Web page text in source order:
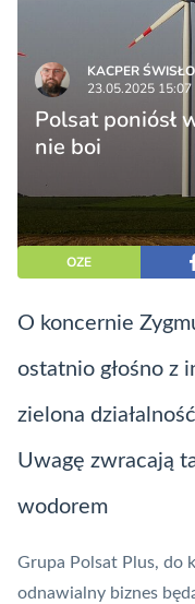
KACPER
23.05.2025 15:07
Polsat poniósł
nie boi
OZE
O koncernie
ostatnio głośno z
zielona
Uwagę zwracają
wodorem
Grupa Polsat Plus, do
odnawialny biznes